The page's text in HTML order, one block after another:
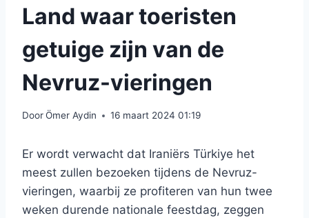
Land waar toeristen
getuige zijn van de
Nevruz-vieringen
DoorÖmer Aydin 16 maart 2024 01:19
Er wordt verwacht dat Iraniërs Türkiye het
meest zullen bezoeken tijdens de Nevruz-
vieringen, waarbij ze profiteren van hun twee
weken durende nationale feestdag, zeggen